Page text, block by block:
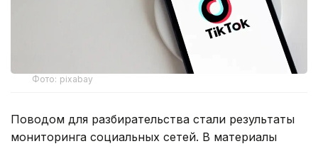
Фото: pixabay
Поводом для разбирательства стали результаты
мониторинга социальных сетей. В материалы